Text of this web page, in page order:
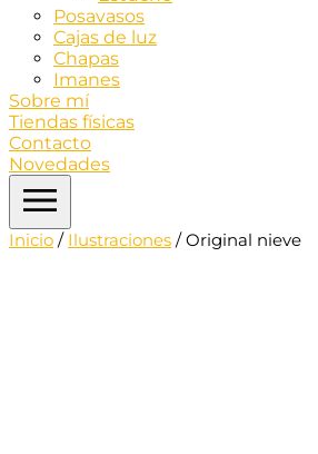
Posavasos
Cajas de luz
Chapas
Imanes
Sobre mí
Tiendas físicas
Contacto
Novedades
Inicio / Ilustraciones / Original nieve